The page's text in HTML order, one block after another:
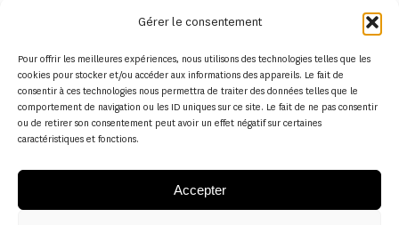
Gérer le consentement
Pour offrir les meilleures expériences, nous utilisons des technologies telles que les
cookies pour stocker et/ou accéder aux informations des appareils. Le fait de
consentir à ces technologies nous permettra de traiter des données telles que le
comportement de navigation ou les ID uniques sur ce site. Le fait de ne pas consentir
ou de retirer son consentement peut avoir un effet négatif sur certaines
caractéristiques et fonctions.
Accepter